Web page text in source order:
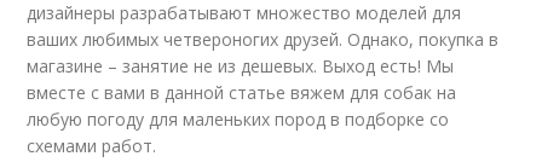
дизайнеры разрабатывают множество моделей для
ваших любимых четвероногих друзей. Однако, покупка в
магазине – занятие не из дешевых. Выход есть! Мы
вместе с вами в данной статье вяжем для собак на
любую погоду для маленьких пород в подборке со
схемами работ.